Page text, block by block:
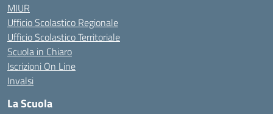
MIUR
Ufficio Scolastico Regionale
Ufficio Scolastico Territoriale
Scuola in Chiaro
Iscrizioni On Line
Invalsi
La Scuola